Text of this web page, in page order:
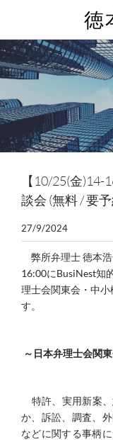
徳
【10/25(金)14-
談会 (無料 / 要
27/9/2024
弊所弁理士 徳本
16:00にBusiNest知
理士会関東会・中
す。
～日本弁理士会関
特許、実用新案、
か、訴訟、調査、
などに関する事柄